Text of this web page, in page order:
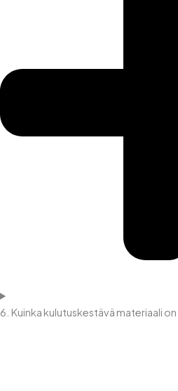
6. Kuinka kulutuskestävä materiaali on